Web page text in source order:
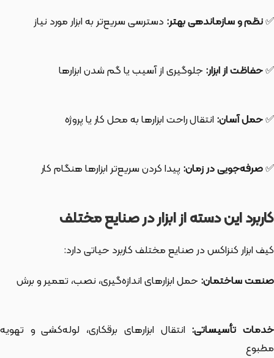
✅نظم و سازماندهی بهتر: دسترسی سریع‌تر به ابزار مورد نیاز
✅حفاظت از ابزار:جلوگیری از آسیب یا گم شدن ابزارها
✅حمل آسان:انتقال راحت ابزارها به محل کار یا پروژه
✅صرفه‌جویی در زمان: پیدا کردن سریع‌تر ابزارها هنگام کار
کاربرد این دسته از ابزار در صنایع مختلف
کیف ابزار کنزاکس در صنایع مختلف کاربرد حیاتی دارد:
صنعت ساختمان: حمل ابزارهای اندازه‌گیری، نصب، تعمیر و برش
خدمات تأسیساتی: انتقال ابزارهای برقکاری، لوله‌کشی و تهویه
مطبوع